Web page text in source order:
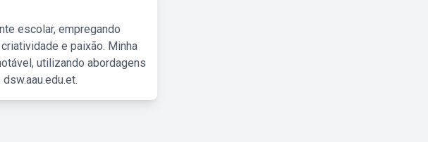
escolar, empregando
e paixão. Minha
utilizando abordagens